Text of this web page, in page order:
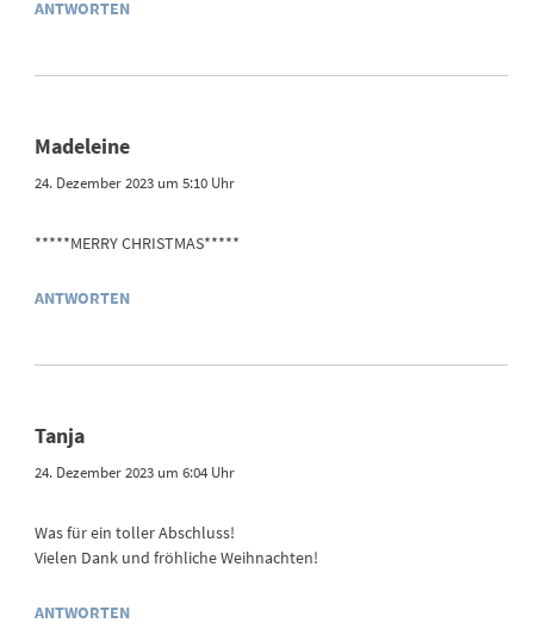
ANTWORTEN
Madeleine
24. Dezember 2023 um 5:10 Uhr
*****MERRY CHRISTMAS*****
ANTWORTEN
Tanja
24. Dezember 2023 um 6:04 Uhr
Was für ein toller Abschluss!
Vielen Dank und fröhliche Weihnachten!
ANTWORTEN